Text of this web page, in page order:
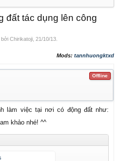
đất tác dụng lên công
bởi Chirikatoji 21/10/13
Mods: tannhuongktxd
Offline
làm việc tại nơi có động đất như:
khảo nhé! ^^